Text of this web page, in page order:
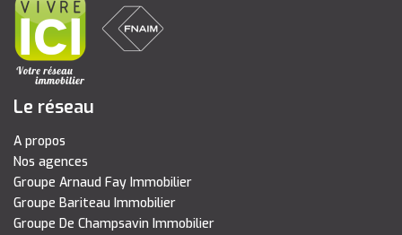
Le réseau
A propos
Nos agences
Groupe Arnaud Fay Immobilier
Groupe Bariteau Immobilier
Groupe De Champsavin Immobilier